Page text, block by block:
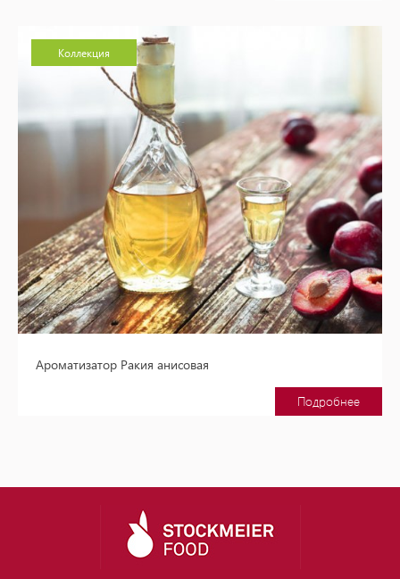
Коллекция
Ароматизатор Ракия анисовая
Подробнее